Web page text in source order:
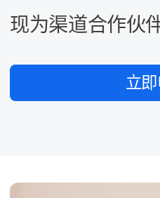
现​为​渠道​合作​伙
立